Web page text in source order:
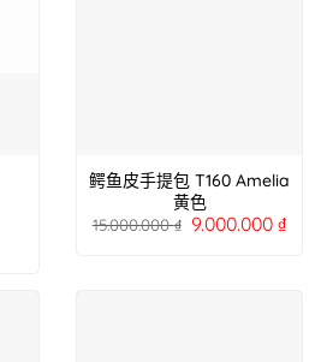
鳄鱼皮手提包 T160 Amelia
黄色
15.000.000₫ 9.000.000₫